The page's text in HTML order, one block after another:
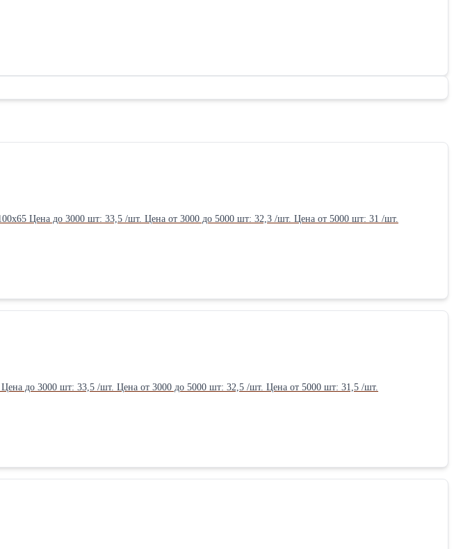
Цвет: черный графит Фактура (вид): скол ложок+тычок Размер: 220х100х65 Цена до 3000 шт: 33,5 /шт. Цена от 3000 до 5000 шт: 32,3 /шт. Цена от 5000 шт: 31 /шт.
Цвет: терракот Фактура (вид): скол ложок+тычок Размер: 220х100х65 Цена до 3000 шт: 33,5 /шт. Цена от 3000 до 5000 шт: 32,5 /шт. Цена от 5000 шт: 31,5 /шт.